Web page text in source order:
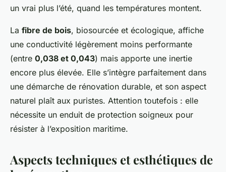
un vrai plus l’été, quand les températures montent.
La fibre de bois, biosourcée et écologique, affiche
une conductivité légèrement moins performante
(entre 0,038 et 0,043) mais apporte une inertie
encore plus élevée. Elle s’intègre parfaitement dans
une démarche de rénovation durable, et son aspect
naturel plaît aux puristes. Attention toutefois : elle
nécessite un enduit de protection soigneux pour
résister à l’exposition maritime.
Aspects techniques et esthétiques de